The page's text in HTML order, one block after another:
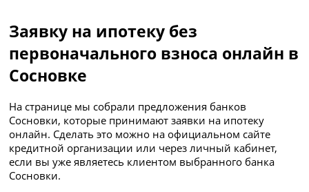
взять ипотеку онлайн.
Заявку на ипотеку без
первоначального взноса онлайн в
Сосновке
На странице мы собрали предложения банков
Сосновки, которые принимают заявки на ипотеку
онлайн. Сделать это можно на официальном сайте
кредитной организации или через личный кабинет,
если вы уже являетесь клиентом выбранного банка
Сосновки.